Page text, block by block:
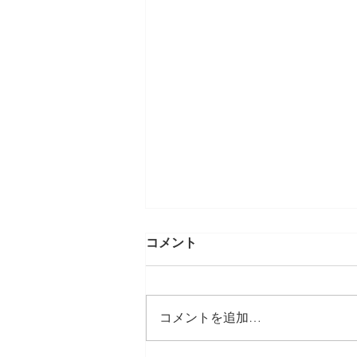
親子の距離感(過干渉への警
「うちの子、先生の言うことは聞
くんですけどね…親の言うことは
コメント
コメントを追加…